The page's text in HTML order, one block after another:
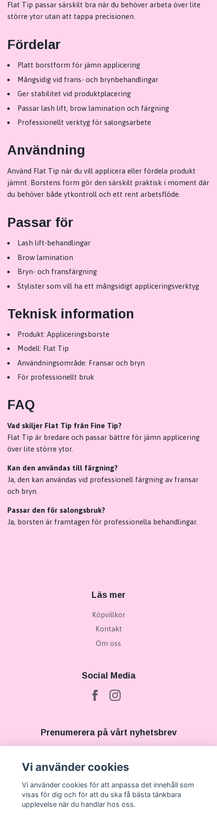
Flat Tip passar särskilt bra när du behöver arbeta över lite
större ytor utan att tappa precisionen.
Fördelar
Platt borstform för jämn applicering
Mångsidig vid frans- och brynbehandlingar
Ger stabilitet vid produktplacering
Passar lash lift, brow lamination och färgning
Professionellt verktyg för salongsarbete
Användning
Använd Flat Tip när du vill applicera eller fördela produkt
jämnt. Borstens form gör den särskilt praktisk i moment där
du behöver både ytkontroll och ett rent arbetsflöde.
Passar för
Lash lift-behandlingar
Brow lamination
Bryn- och fransfärgning
Stylister som vill ha ett mångsidigt appliceringsverktyg
Teknisk information
Produkt: Appliceringsborste
Modell: Flat Tip
Användningsområde: Fransar och bryn
För professionellt bruk
FAQ
Vad skiljer Flat Tip från Fine Tip?
Flat Tip är bredare och passar bättre för jämn applicering
över lite större ytor.
Kan den användas till färgning?
Ja, den kan användas vid professionell färgning av fransar
och bryn.
Passar den för salongsbruk?
Ja, borsten är framtagen för professionella behandlingar.
Läs mer
Köpvillkor
Kontakt
Om oss
Social Media
Prenumerera på vårt nyhetsbrev
Vi använder cookies
Vi använder cookies för att anpassa det innehåll som
visas för dig och för att du ska få bästa tänkbara
upplevelse när du handlar hos oss.